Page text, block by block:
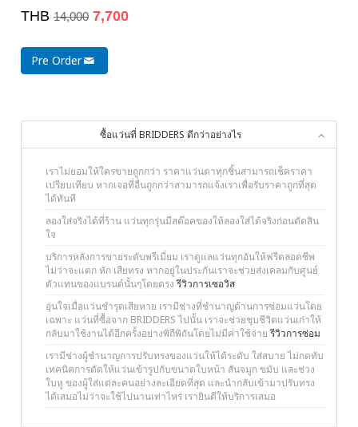
THB 14,000 7,700
Pre Order
ซื้อแว่นที่ BRIDDERS ดีกว่าอย่างไร
เราไม่ยอมให้ใครขายถูกกว่า ราคาแว่นตาทุกชิ้นสามารถเช็คราคา
เปรียบเทียบ หากเจอที่อื่นถูกกว่าสามารถแจ้งเราเพื่อรับราคาถูกที่สุด
ได้ทันที
ลองใส่จริงได้ที่ร้าน แว่นทุกรุ่นมีสต๊อคของให้ลองใส่ได้จริงก่อนตัดสิน
ใจ
บริการหลังการขายระดับพรีเมี่ยม เราดูแลแว่นทุกอันให้ฟรีตลอดชีพ
ไม่ว่าจะแตก หัก เสียทรง หากอยู่ในประกันเราจะช่วยส่งเคลมกับศูนย์
ตัวแทนของแบรนด์นั้นๆโดยตรงรีวิวการเซอวิส
อุ่นใจเมื่อแว่นชำรุดเสียหาย เรามีช่างที่ชำนาญด้านการซ่อมแว่นโดย
เฉพาะ แว่นที่ซื้อจาก BRIDDERS ไปนั้น เราจะช่วยชุบชีวิตแว่นเก่าให้
กลับมาใช้งานได้อีกครั้งอย่างพิถีพิถันโดยไม่มีค่าใช้จ่ายรีวิวการซ่อม
เรามีช่างผู้ชำนาญการปรับทรงของแว่นให้ได้ระดับ ใส่สบาย ไม่กดทับ
เทคนิคการดัดให้แว่นเข้ารูปกับขนาดใบหน้า สันจมูก ขมับ และช่วง
ใบหู ของผู้ใส่แต่ละคนอย่างละเอียดที่สุด และนำกลับเข้ามาปรับทรง
ได้เสมอไม่ว่าจะใช้ไปนานเท่าไหร่ เรายินดีให้บริการเสมอ